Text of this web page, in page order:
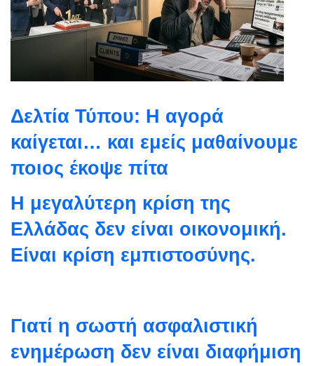
Δελτία Τύπου: Η αγορά
καίγεται… και εμείς μαθαίνουμε
ποιος έκοψε πίτα
Η μεγαλύτερη κρίση της
Ελλάδας δεν είναι οικονομική.
Είναι κρίση εμπιστοσύνης.
Γιατί η σωστή ασφαλιστική
ενημέρωση δεν είναι διαφήμιση